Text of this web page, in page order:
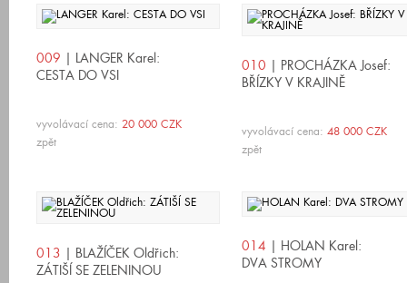
009 | LANGER Karel:
CESTA DO VSI
vyvolávací cena: 20 000 CZK
zpět
010 | PROCHÁZKA Josef:
BŘÍZKY V KRAJINĚ
vyvolávací cena: 48 000 CZK
zpět
013 | BLAŽÍČEK Oldřich:
ZÁTIŠÍ SE ZELENINOU
014 | HOLAN Karel:
DVA STROMY